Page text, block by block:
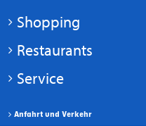
Anfahrt und Verkehr
Shopping
Restaurants
Service